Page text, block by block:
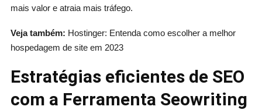
mais valor e atraia mais tráfego.
Veja também: Hostinger: Entenda como escolher a melhor
hospedagem de site em 2023
Estratégias eficientes de SEO
com a Ferramenta Seowriting